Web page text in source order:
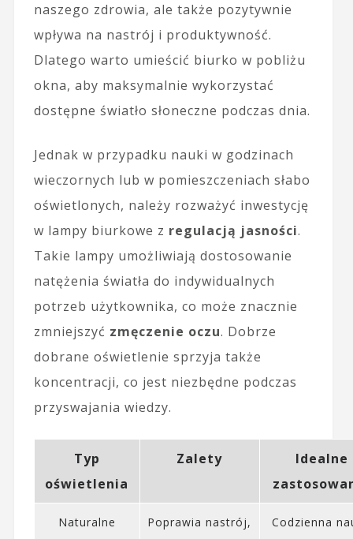
naszego zdrowia, ale także pozytywnie
wpływa na nastrój i produktywność.
Dlatego warto umieścić biurko w pobliżu
okna, aby maksymalnie wykorzystać
dostępne światło słoneczne podczas dnia.
Jednak w przypadku nauki w godzinach
wieczornych lub w pomieszczeniach słabo
oświetlonych, należy rozważyć inwestycję
w lampy biurkowe z regulacją jasności.
Takie lampy umożliwiają dostosowanie
natężenia światła do indywidualnych
potrzeb użytkownika, co może znacznie
zmniejszyć zmęczenie oczu. Dobrze
dobrane oświetlenie sprzyja także
koncentracji, co jest niezbędne podczas
przyswajania wiedzy.
Typ
oświetlenia
Zalety
Idealne
Naturalne
Poprawia nastrój,
Codzienna